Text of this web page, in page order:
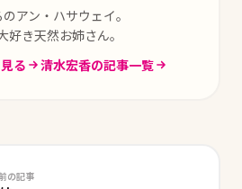
アン・ハサウェイ。
好き天然お姉さん。
る
清水宏香の記事一覧
の記事